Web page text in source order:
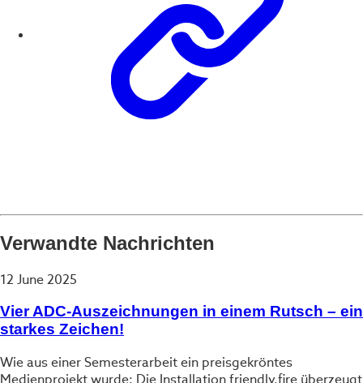
Verwandte Nachrichten
12 June 2025
Vier ADC-Auszeichnungen in einem Rutsch – ein
starkes Zeichen!
Wie aus einer Semesterarbeit ein preisgekröntes
Medienprojekt wurde: Die Installation friendly.fire überzeugt